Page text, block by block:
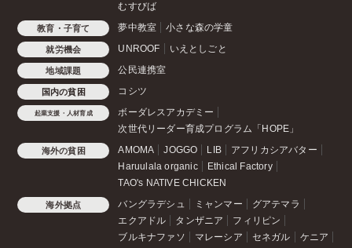
むすびば
教育・子育て 夢中教室 小さな森の学童
就労機会 UNROOF いえとしごと
地域課題 公民連携室
国内の貧困 コシツ
起業支援・人材育成
ボーダレスアカデミー
次世代リーダー育成プログラム「HOPE」
海外の貧困 AMOMA JOGGO LIB
アフリカシアバター
Haruulala organic
Ethical Factory
TAO's NATIVE CHICKEN
海外拠点 バングラデシュ ミャンマー
グアテマラ
エクアドル
タンザニア
フィリピン
ブルキナファソ
マレーシア セネガル ケニア